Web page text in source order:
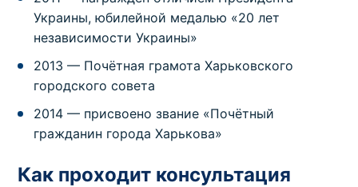
Украины, юбилейной медалью «20 лет
независимости Украины»
2013 — Почётная грамота Харьковского
городского совета
2014 — присвоено звание «Почётный
гражданин города Харькова»
Как проходит консультация